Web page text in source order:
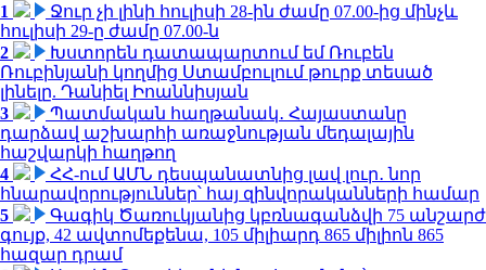
1
Ջուր չի լինի հուլիսի 28-ին ժամը 07.00-ից մինչև
հուլիսի 29-ը ժամը 07.00-ն
2
Խստորեն դատապարտում եմ Ռուբեն
Ռուբինյանի կողմից Ստամբուլում թուրք տեսած
լինելը. Դանիել Իոաննիսյան
3
Պատմական հաղթանակ․ Հայաստանը
դարձավ աշխարհի առաջնության մեդալային
հաշվարկի հաղթող
4
ՀՀ-ում ԱՄՆ դեսպանատնից լավ լուր․ նոր
հնարավորություններ՝ հայ զինվորականների համար
5
Գագիկ Ծառուկյանից կբռնագանձվի 75 անշարժ
գույք, 42 ավտոմեքենա, 105 միլիարդ 865 միլիոն 865
հազար դրամ